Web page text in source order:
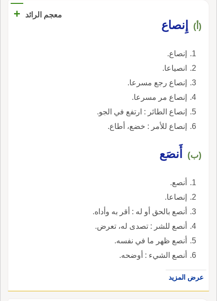
معجم الرائد +
(أ) إِنصاع
إنصاع.
انصياعا.
إنصاع رجع مسرعا.
إنصاع مر مسرعا.
إنصاع الطائر : ارتفع في الجو.
إنصاع للأمر : خضع، أطاع.
(ب) أَنصَع
أنصع.
إنصاعا.
أنصع بالحق أو له : أقر به وأداه.
أنصع للشر : تصدى له، تعرض.
أنصع ظهر ما في نفسه.
أنصع الشيء : أوضحه.
عرض المزيد